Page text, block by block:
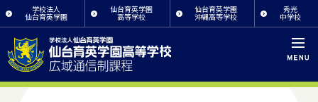
学校法人
仙台育英学園
仙台育英学園
高等学校
仙台育英学園
沖縄高等学校
秀光
中学校